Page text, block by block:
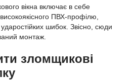
вікна включає в себе
ПВХ-профілю,
шибок. Звісно, сюди
монтаж.
зломщикові